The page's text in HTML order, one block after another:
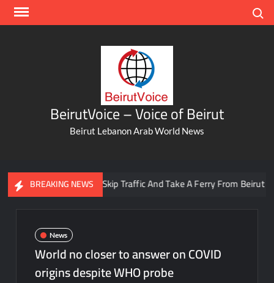
Skip
BeirutVoice – Voice of Beirut
Beirut Lebanon Arab World News
BREAKING NEWS
You Can Now Skip Traffic And Take A Ferry From Beirut To
News
World no closer to answer on COVID
origins despite WHO probe